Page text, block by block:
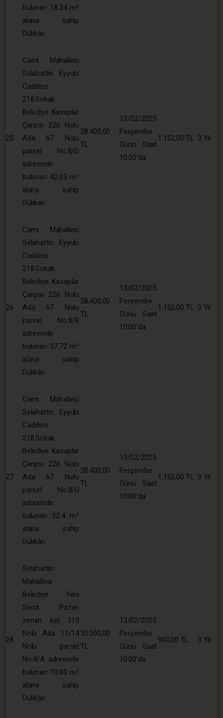
bulunan 18.24 m²
alana sahip
Dükkân
25
Cami Mahallesi
Selahattin Eyyubi
Caddesi
218.Sokak
Belediye Kasaplar
Çarşısı 226 Nolu
Ada 67 Nolu
parsel No:8/O
adresinde
bulunan 42.03 m²
alana sahip
Dükkan
38.400,00
TL
13/02/2025
Perşembe
Günü Saat
10:00’da
1.152,00 TL 3 Yıl
26
Cami Mahallesi
Selahattin Eyyubi
Caddesi
218.Sokak
Belediye Kasaplar
Çarşısı 226 Nolu
Ada 67 Nolu
parsel No:8/R
adresinde
bulunan 37.72 m²
alana sahip
Dükkân
38.400,00
TL
13/02/2025
Perşembe
Günü Saat
10:00’da
1.152,00 TL 3 Yıl
27
Cami Mahallesi
Selahattin Eyyubi
Caddesi
218.Sokak
Belediye Kasaplar
Çarşısı 226 Nolu
Ada 67 Nolu
parsel No:8/U
adresinde
bulunan 32.4 m²
alana sahip
Dükkân
38.400,00
TL
13/02/2025
Perşembe
Günü Saat
10:00’da
1.152,00 TL 3 Yıl
28
Selahattin
Mahallesi
Belediye Yeni
Semt Pazarı
zemin kat 119
Nolu Ada 11/14
Nolu parsel
No:4/A adresinde
bulunan 10.00 m²
alana sahip
Dükkân
30.000,00
TL
13/02/2025
Perşembe
Günü Saat
10:00’da
900,00 TL 3 Yıl